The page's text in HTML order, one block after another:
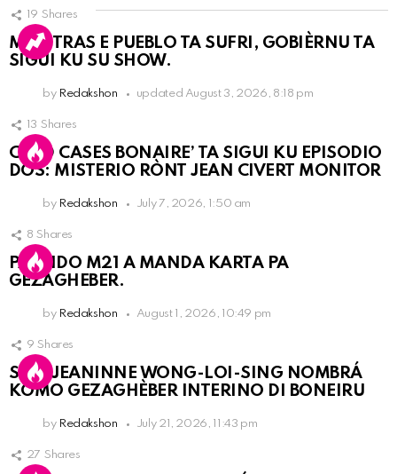
19 Shares
MIENTRAS E PUEBLO TA SUFRI, GOBIÈRNU TA
SIGUI KU SU SHOW.
by Redakshon updated August 3, 2026, 8:18 pm
13 Shares
COLD CASES BONAIRE’ TA SIGUI KU EPISODIO
DOS: MISTERIO RÒNT JEAN CIVERT MONITOR
by Redakshon July 7, 2026, 1:50 am
8 Shares
PARTIDO M21 A MANDA KARTA PA
GEZAGHEBER.
by Redakshon August 1, 2026, 10:49 pm
9 Shares
SRA. JEANINNE WONG-LOI-SING NOMBRÁ
KOMO GEZAGHÈBER INTERINO DI BONEIRU
by Redakshon July 21, 2026, 11:43 pm
27 Shares